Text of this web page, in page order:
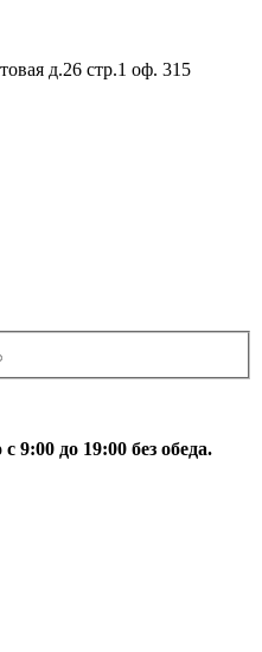
д.26 стр.1 оф. 315
9:00 до 19:00 без обеда.